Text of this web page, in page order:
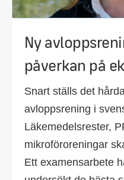
Ny
påverkan på
Snart ställs det
avloppsrening i
Läkemedelsrester,
mikroföroreningar
Ett examensarbete